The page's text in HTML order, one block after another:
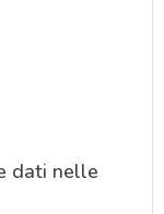
dati nelle